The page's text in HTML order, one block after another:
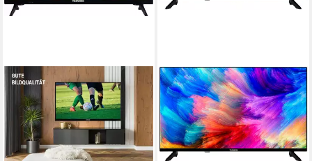
TELEFUNKEN
L24H550M4I LED-Fernseher
60 cm/24 Zoll Diagonale
LED Bildschirmtechnologie
HD-ready Auflösung
Produktdatenblatt
TELEFUNKEN
OS-32H71 LCD-LED
Fernseher
80 cm/32 Zoll Diagonale
LCD Bildschirmtechnologie
HD-ready Auflösung